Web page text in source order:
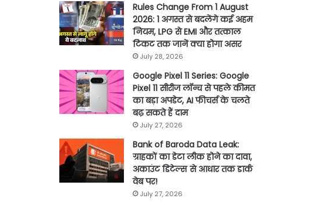
Rules Change From 1 August
2026: 1 अगस्त से बदलेंगे कई अहम
नियम, LPG से EMI और तत्काल
टिकट तक जानें क्या होगा असर
July 28, 2026
Google Pixel 11 Series: Google
Pixel 11 सीरीज लॉन्च से पहले कीमत
का बड़ा अपडेट, AI फीचर्स के चलते
बढ़ सकते हैं दाम
July 27, 2026
Bank of Baroda Data Leak:
ग्राहकों का डेटा लीक होने का दावा,
अकाउंट डिटेल्स से आधार तक डार्क
वेब पर!
July 27, 2026